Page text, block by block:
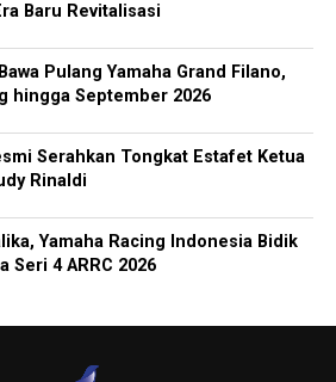
Baru Revitalisasi
Pulang Yamaha Grand Filano,
hingga September 2026
Serahkan Tongkat Estafet Ketua
Rinaldi
Yamaha Racing Indonesia Bidik
Seri 4 ARRC 2026